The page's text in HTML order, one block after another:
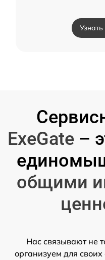
ExeGate –
общими
Нас связывают не
организуем для